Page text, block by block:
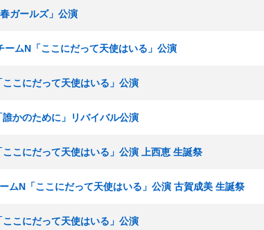
ガールズ」公演
ムN「ここにだって天使はいる」公演
こにだって天使はいる」公演
かのために」リバイバル公演
こにだって天使はいる」公演 上西恵 生誕祭
ムN「ここにだって天使はいる」公演 古賀成美 生誕祭
こにだって天使はいる」公演